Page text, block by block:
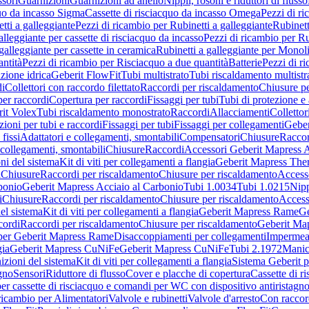
da incasso SigmaCassette di risciacquo da incasso OmegaPezzi di
a galleggiantePezzi di ricambio per Rubinetti a galleggiante
per cassette di risciacquo da incassoPezzi di ricambio per
per cassette in ceramicaRubinetti a galleggiante per
Pezzi di ricambio per Risciacquo a due quantitàBatteriePezzi di
idricaGeberit FlowFitTubi multistratoTubi riscaldamento
Collettori con raccordo filettatoRaccordi per riscaldamentoChiusure
raccordiCopertura per raccordiFissaggi per tubiTubi di protezione e
VolexTubi riscaldamento monostratoRaccordiAllacciamenti
per tubi e raccordiFissaggi per tubiFissaggi per collegamenti
fissiAdattatori e collegamenti, smontabiliCompensatoriChiusure
smontabiliChiusureRaccordiAccessori Geberit Mapress
del sistemaKit di viti per collegamenti a flangiaGeberit Mapress
ChiusureRaccordi per riscaldamentoChiusure per riscaldamento
Geberit Mapress Acciaio al CarbonioTubi 1.0034Tubi 1.0215
ChiusureRaccordi per riscaldamentoChiusure per riscaldamento
sistemaKit di viti per collegamenti a flangiaGeberit Mapress Rame
Raccordi per riscaldamentoChiusure per riscaldamentoGeberit
Geberit Mapress RameDisaccoppiamenti per collegamenti
Geberit Mapress CuNiFeGeberit Mapress CuNiFeTubi 2.1972
del sistemaKit di viti per collegamenti a flangiaSistema Geberit
SensoriRiduttore di flussoCover e placche di coperturaCassette di
cassette di risciacquo e comandi per WC con dispositivo antiristagno
per AlimentatoriValvole e rubinettiValvole d'arrestoCon